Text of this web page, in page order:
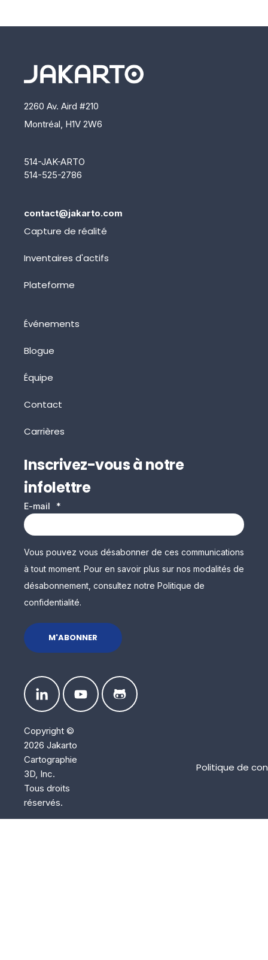
2260 Av. Aird #210
Montréal, H1V 2W6
514-JAK-ARTO
514-525-2786
contact@jakarto.com
Capture de réalité
Inventaires d'actifs
Plateforme
Événements
Blogue
Équipe
Contact
Carrières
Inscrivez-vous à notre
infolettre
E-mail *
Vous pouvez vous désabonner de ces communications
à tout moment. Pour en savoir plus sur nos modalités de
désabonnement, consultez notre Politique de
confidentialité.
Copyright ©
2026 Jakarto
Cartographie
3D, Inc.
Tous droits
réservés.
Politique de